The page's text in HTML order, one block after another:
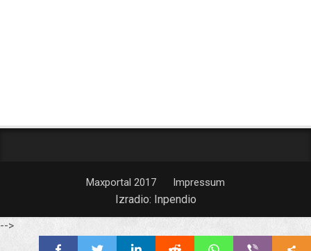
Maxportal 2017 Impressum
Izradio: Inpendio
-->